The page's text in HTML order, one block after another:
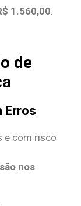
1.560,00
de
Erros
e com risco
nos